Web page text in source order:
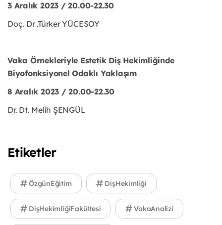
3 Aralık 2023 / 20.00-22.30
Doç. Dr .Türker YÜCESOY
Vaka Örnekleriyle Estetik Diş Hekimliğinde
Biyofonksiyonel Odaklı Yaklaşım
8 Aralık 2023 / 20.00-22.30
Dr. Dt. Melih ŞENGÜL
Etiketler
ÖzgünEğitim DişHekimliği
DişHekimliğiFakültesi VakaAnalizi